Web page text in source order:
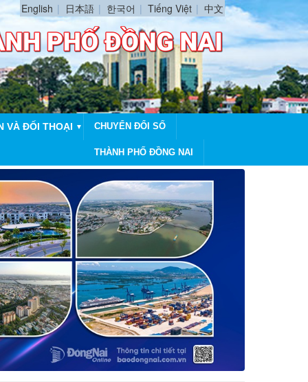
English 日本語 한국어 Tiếng Việt 中文
VÀ ĐỐI THOẠI ▼ CHUYỂN ĐỔI SỐ
THÀNH PHỐ ĐỒNG NAI